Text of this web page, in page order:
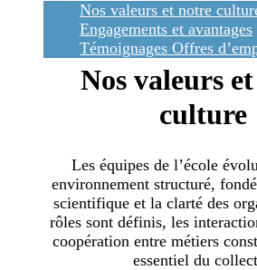
Nos valeurs et notre
Engagements et avantages
Témoignages Offres
Nos valeurs
culture
Les équipes de l’école
environnement structuré,
scientifique et la clarté des
rôles sont définis, les
coopération entre métiers
essentiel du